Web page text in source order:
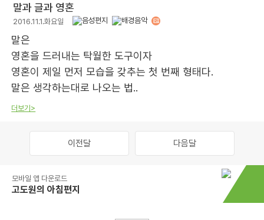
말과 글과 영혼
2016.11.1.화요일
말은
영혼을 드러내는 탁월한 도구이자
영혼이 제일 먼저 모습을 갖추는 첫 번째 형태다.
말은 생각하는대로 나오는 법..
더보기>
이전달 다음달
모바일 앱 다운로드
고도원의 아침편지